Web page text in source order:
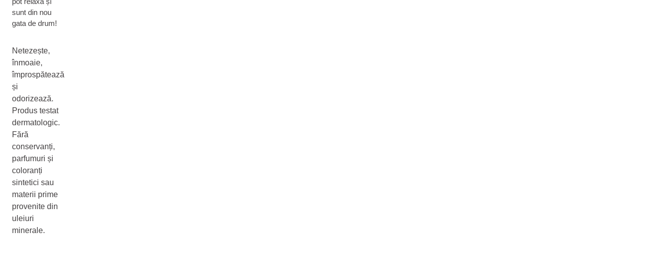
sunt din nou
gata de drum!
Netezește,
înmoaie,
împrospătează
și
odorizează.
Produs testat
dermatologic.
Fără
conservanți,
parfumuri și
coloranți
sintetici sau
materii prime
provenite din
uleiuri
minerale.